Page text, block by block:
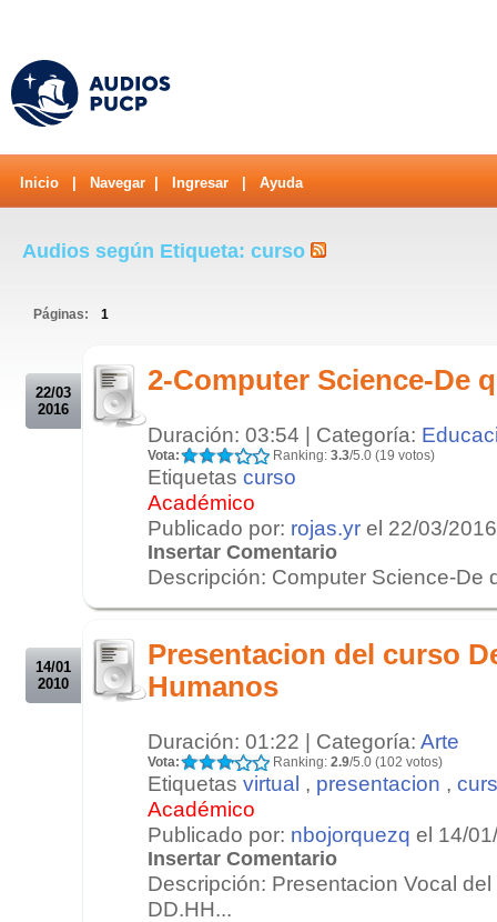
Inicio Navegar Ingresar Ayuda
Audios según Etiqueta: curso
Páginas: 1
22/03
2016
2-Computer Science-De
Duración: 03:54 | Categoría:
Vota: Ranking: 3.3/5.0 (19 votos)
Etiquetas curso
Académico
Publicado por: rojas.yr el 22/03/2016
Insertar Comentario
Descripción: Computer Science-De
14/01
2010
Presentacion del curso
Humanos
Duración: 01:22 | Categoría: Arte
Vota: Ranking: 2.9/5.0 (102 votos)
Etiquetas virtual , presentacion ,
Académico
Publicado por: nbojorquezq el 14/
Insertar Comentario
Descripción: Presentacion Vocal
DD.HH...